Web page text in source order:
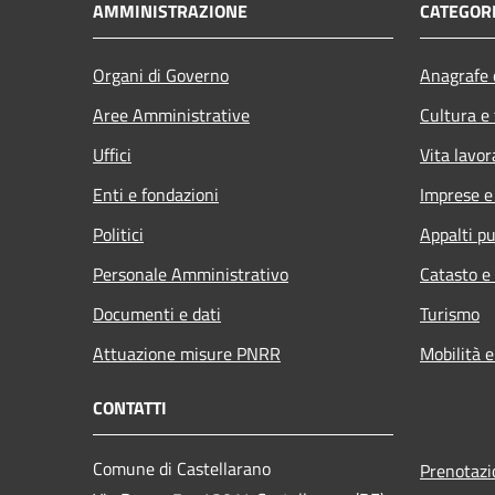
AMMINISTRAZIONE
Organi di Governo
Aree Amministrative
Uffici
Enti e fondazioni
Politici
Personale Amministrativo
Documenti e dati
Attuazione misure PNRR
Cultura
Vita
Imprese
Appalti
Catasto
Turismo
Mobilità
CONTATTI
Comune di Castellarano